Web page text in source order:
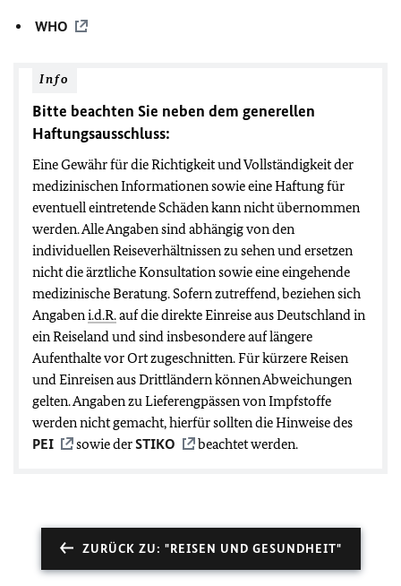
WHO
Info
Bitte beachten Sie neben dem generellen
Haftungsausschluss:
Eine Gewähr für die Richtigkeit und Vollständigkeit der
medizinischen Informationen sowie eine Haftung für
eventuell eintretende Schäden kann nicht übernommen
werden. Alle Angaben sind abhängig von den
individuellen Reiseverhältnissen zu sehen und ersetzen
nicht die ärztliche Konsultation sowie eine eingehende
medizinische Beratung. Sofern zutreffend, beziehen sich
Angabeni.d.R.auf die direkte Einreise aus Deutschland in
ein Reiseland und sind insbesondere auf längere
Aufenthalte vor Ort zugeschnitten. Für kürzere Reisen
und Einreisen aus Drittländern können Abweichungen
gelten. Angaben zu Lieferengpässen von Impfstoffe
werden nicht gemacht, hierfür sollten die Hinweise des
PEI
sowie derSTIKO beachtet werden.
ZURÜCK ZU: "REISEN UND GESUNDHEIT"